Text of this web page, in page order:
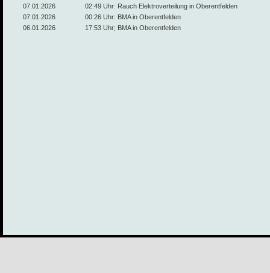
07.01.2026
02:49 Uhr: Rauch Elektroverteilung in Oberentfelden
07.01.2026
00:26 Uhr: BMA in Oberentfelden
06.01.2026
17:53 Uhr; BMA in Oberentfelden